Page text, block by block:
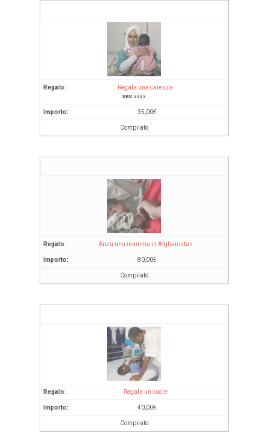
Regala una carezza
SKU: 3333
35,00€
Compilato
Aiuta una mamma in Afghanistan
80,00€
Compilato
Regala un cuore
40,00€
Compilato